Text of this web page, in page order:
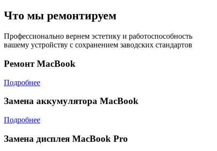
Что мы ремонтируем
Профессионально вернем эстетику и работоспособность
вашему устройству с сохранением заводских стандартов
Ремонт MacBook
Подробнее
Замена аккумулятора MacBook
Подробнее
Замена дисплея MacBook Pro